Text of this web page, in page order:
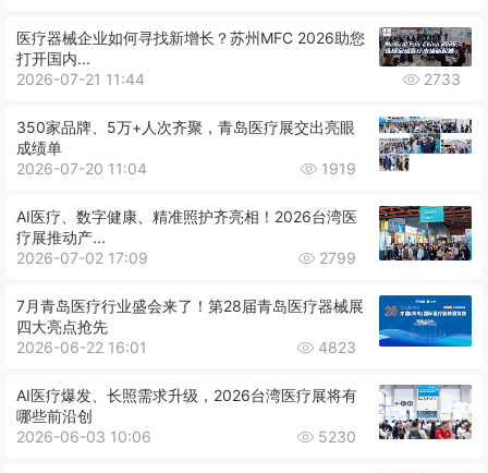
医疗器械企业如何寻找新增长？苏州MFC 2026助您
打开国内...
2026-07-21 11:44
2733
350家品牌、5万+人次齐聚，青岛医疗展交出亮眼
成绩单
2026-07-20 11:04
1919
AI医疗、数字健康、精准照护齐亮相！2026台湾医
疗展推动产...
2026-07-02 17:09
2799
7月青岛医疗行业盛会来了！第28届青岛医疗器械展
四大亮点抢先
2026-06-22 16:01
4823
AI医疗爆发、长照需求升级，2026台湾医疗展将有
哪些前沿创
2026-06-03 10:06
5230